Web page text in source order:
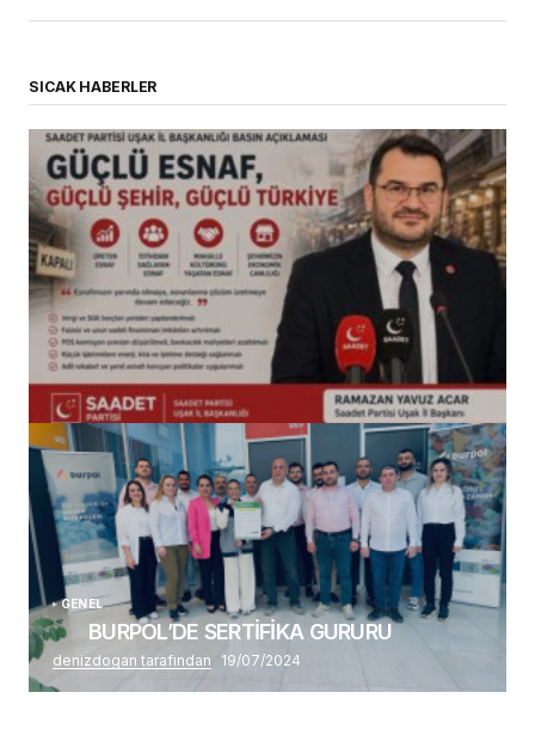
SICAK HABERLER
(başlıksız)
Alaattin Karahan tarafından 14/07/2026
GENEL
BURPOL’DE SERTİFİKA GURURU
denizdogan tarafından 19/07/2024